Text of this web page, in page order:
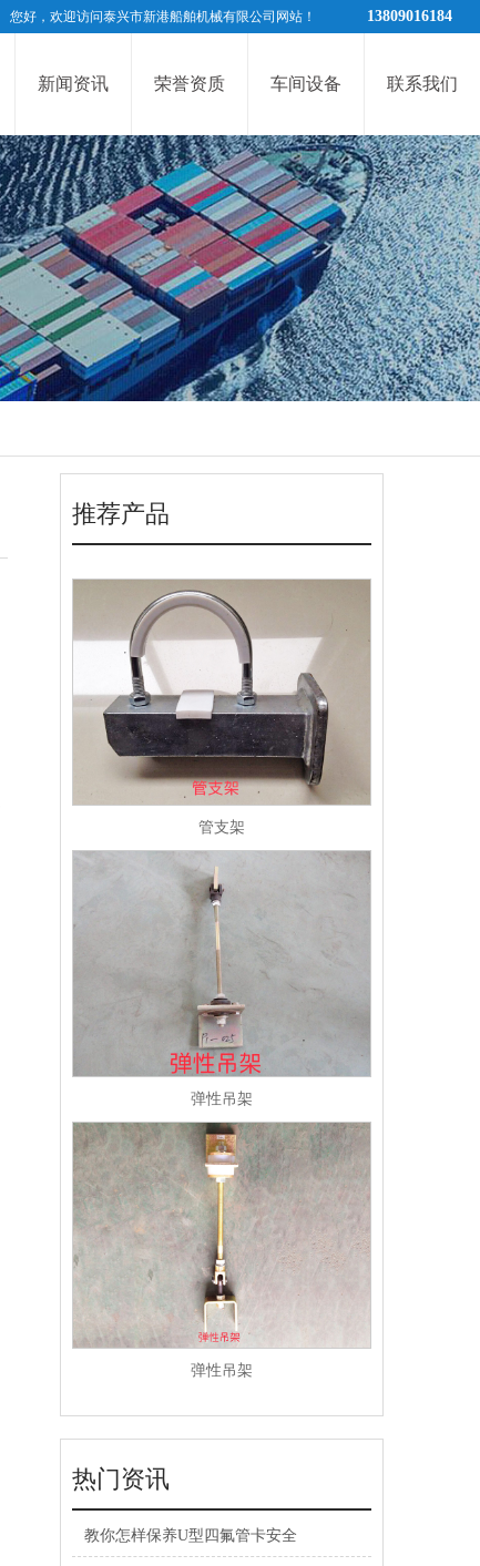
您好，欢迎访问泰兴市新港船舶机械有限公司网站！ 13809016184
新闻资讯 荣誉资质 车间设备 联系我们
推荐产品
管支架
弹性吊架
弹性吊架
热门资讯
教你怎样保养U型四氟管卡安全